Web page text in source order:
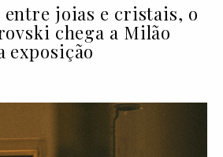
entre joias e cristais, o
chega a Milão
exposição